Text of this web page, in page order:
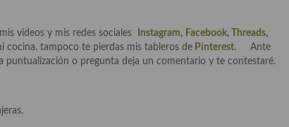
videos y mis redes sociales Instagram, Facebook,
Threads,
cocina. tampoco te pierdas mis tableros de Pinterest. Ante
puntualización o pregunta deja un comentario y te contestaré.